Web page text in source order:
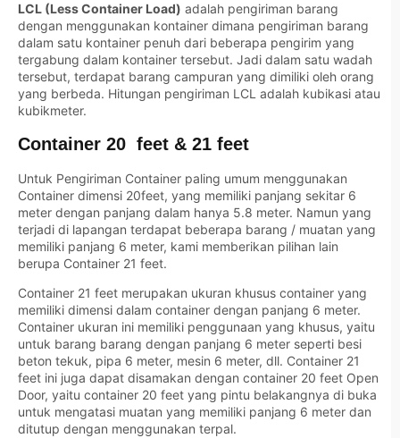
LCL (Less Container Load) adalah pengiriman barang
dengan menggunakan kontainer dimana pengiriman barang
dalam satu kontainer penuh dari beberapa pengirim yang
tergabung dalam kontainer tersebut. Jadi dalam satu wadah
tersebut, terdapat barang campuran yang dimiliki oleh orang
yang berbeda. Hitungan pengiriman LCL adalah kubikasi atau
kubikmeter.
Container 20 feet & 21 feet
Untuk Pengiriman Container paling umum menggunakan
Container dimensi 20feet, yang memiliki panjang sekitar 6
meter dengan panjang dalam hanya 5.8 meter. Namun yang
terjadi di lapangan terdapat beberapa barang / muatan yang
memiliki panjang 6 meter, kami memberikan pilihan lain
berupa Container 21 feet.
Container 21 feet merupakan ukuran khusus container yang
memiliki dimensi dalam container dengan panjang 6 meter.
Container ukuran ini memiliki penggunaan yang khusus, yaitu
untuk barang barang dengan panjang 6 meter seperti besi
beton tekuk, pipa 6 meter, mesin 6 meter, dll. Container 21
feet ini juga dapat disamakan dengan container 20 feet Open
Door, yaitu container 20 feet yang pintu belakangnya di buka
untuk mengatasi muatan yang memiliki panjang 6 meter dan
ditutup dengan menggunakan terpal.